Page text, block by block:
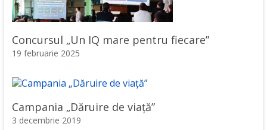
Concursul „Un IQ mare pentru fiecare”
19 februarie 2025
Campania „Dăruire de viață”
3 decembrie 2019